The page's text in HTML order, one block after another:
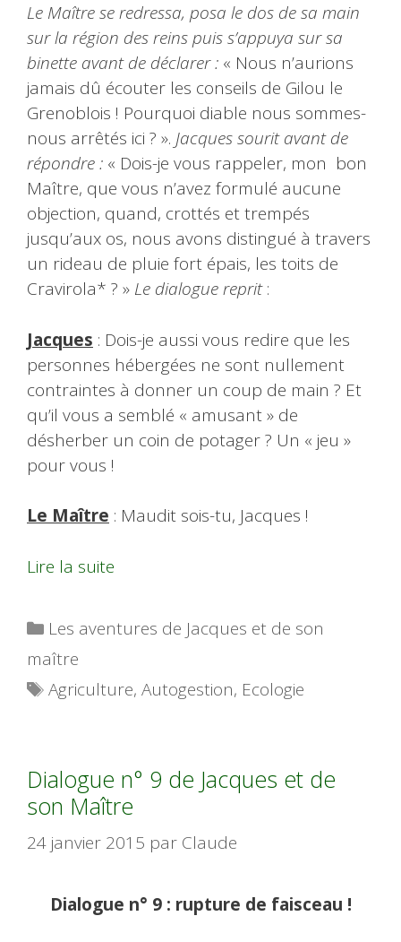
Le Maître se redressa, posa le dos de sa main
sur la région des reins puis s’appuya sur sa
binette avant de déclarer : « Nous n’aurions
jamais dû écouter les conseils de Gilou le
Grenoblois ! Pourquoi diable nous sommes-
nous arrêtés ici ? ». Jacques sourit avant de
répondre : « Dois-je vous rappeler, mon bon
Maître, que vous n’avez formulé aucune
objection, quand, crottés et trempés
jusqu’aux os, nous avons distingué à travers
un rideau de pluie fort épais, les toits de
Cravirola* ? » Le dialogue reprit:
Jacques : Dois-je aussi vous redire que les
personnes hébergées ne sont nullement
contraintes à donner un coup de main ? Et
qu’il vous a semblé « amusant » de
désherber un coin de potager ? Un « jeu »
pour vous !
Le Maître : Maudit sois-tu, Jacques !
Lire la suite
Catégories
Les aventures de Jacques et de son
maître
Étiquettes
Agriculture,Autogestion, Ecologie
Dialogue n° 9 de Jacques et de
son Maître
24 janvier 2015 par Claude
Dialogue n° 9 : rupture de faisceau !